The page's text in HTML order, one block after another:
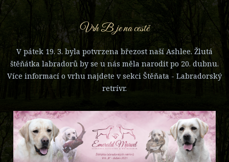
Vrh B je na cestě
V pátek 19. 3. byla potvrzena březost naší Ashlee. Žlutá
štěňátka labradorů by se u nás měla narodit po 20. dubnu.
Více informací o vrhu najdete v sekci Štěňata - Labradorský
retrívr.